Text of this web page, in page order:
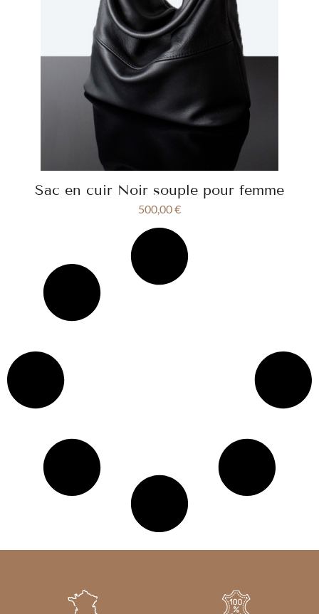
Sac en cuir Noir souple pour femme
500,00€